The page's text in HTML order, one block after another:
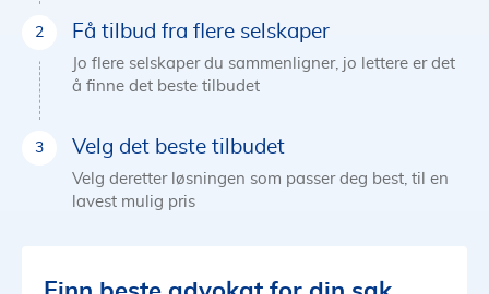
Få tilbud fra flere selskaper
Jo flere selskaper du sammenligner, jo lettere er det
å finne det beste tilbudet
Velg det beste tilbudet
Velg deretter løsningen som passer deg best, til en
lavest mulig pris